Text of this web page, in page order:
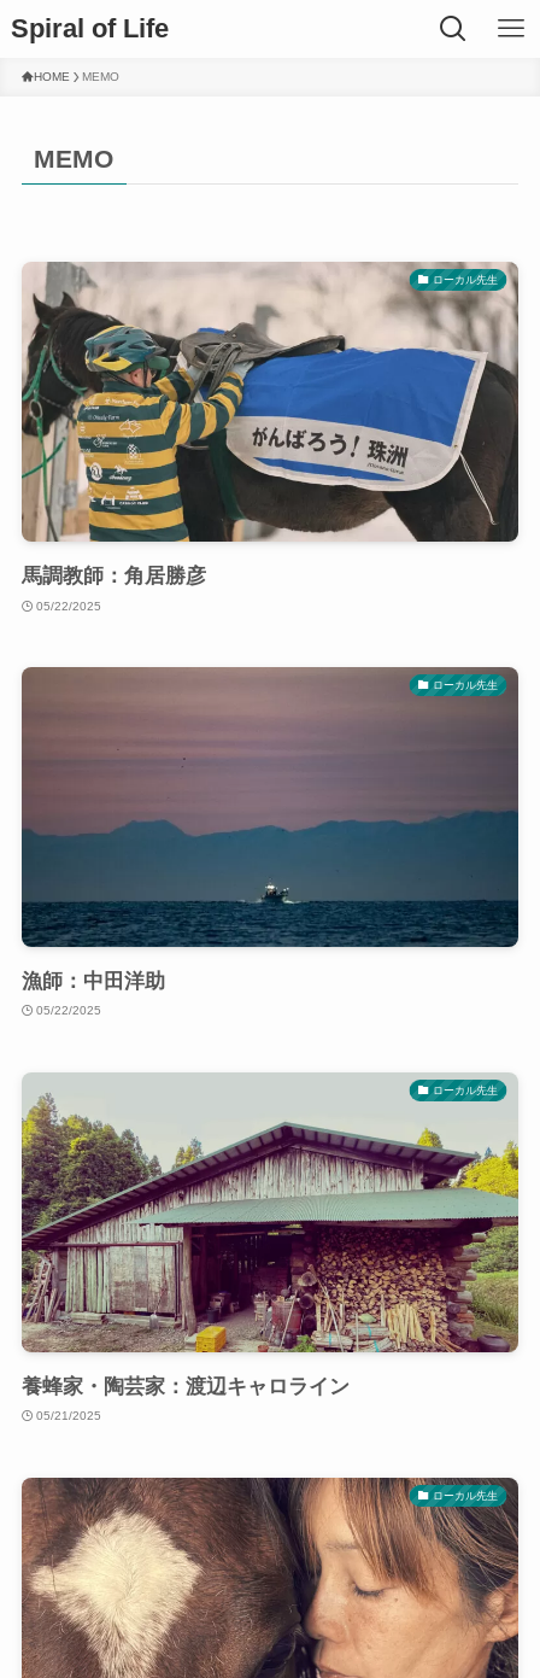
Spiral of Life
HOME MEMO
MEMO
ローカル先生
馬調教師：角居勝彦
05/22/2025
ローカル先生
漁師：中田洋助
05/22/2025
ローカル先生
養蜂家・陶芸家：渡辺キャロライン
05/21/2025
ローカル先生